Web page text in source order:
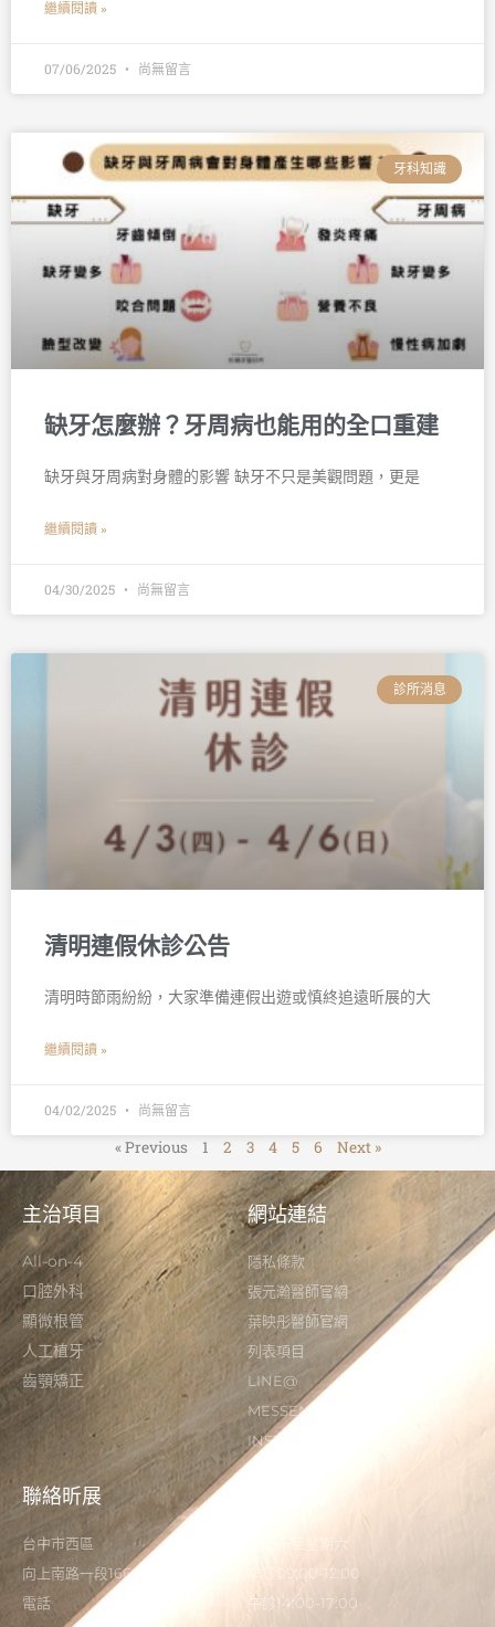
繼續閱讀 »
07/06/2025 尚無留言
牙科知識
缺牙怎麼辦？牙周病也能用的全口重建
缺牙與牙周病對身體的影響 缺牙不只是美觀問題，更是
繼續閱讀 »
04/30/2025 尚無留言
診所消息
清明連假休診公告
清明時節雨紛紛，大家準備連假出遊或慎終追遠昕展的大
繼續閱讀 »
04/02/2025 尚無留言
« Previous 1 2 3 4 5 6 Next »
主治項目
All-on-4
口腔外科
顯微根管
人工植牙
齒顎矯正
網站連結
隱私條款
張元瀚醫師官網
葉映彤醫師官網
列表項目
LINE@
MESSENGER
INSTAGRAM
聯絡昕展
台中市西區
向上南路一段166-5號
電話
星期一至星期六
早診09:00-12:00
午診14:00-17:00